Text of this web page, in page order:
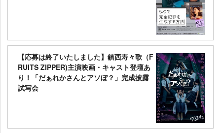
【応募は終了いたしました】鎮西寿々歌（F
RUITS ZIPPER)主演映画・キャスト登壇あ
り！「だぁれかさんとアソぼ？」完成披露
試写会